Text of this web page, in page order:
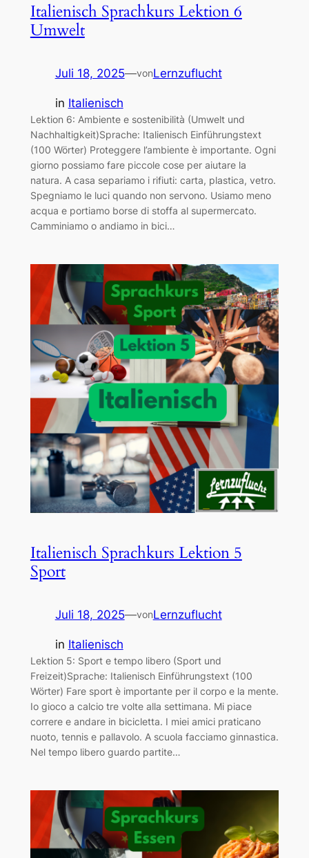
Italienisch Sprachkurs Lektion 6
Umwelt
Juli 18, 2025—vonLernzuflucht
in Italienisch
Lektion 6: Ambiente e sostenibilità (Umwelt und
Nachhaltigkeit)Sprache: Italienisch Einführungstext
(100 Wörter) Proteggere l’ambiente è importante. Ogni
giorno possiamo fare piccole cose per aiutare la
natura. A casa separiamo i rifiuti: carta, plastica, vetro.
Spegniamo le luci quando non servono. Usiamo meno
acqua e portiamo borse di stoffa al supermercato.
Camminiamo o andiamo in bici…
Italienisch Sprachkurs Lektion 5
Sport
Juli 18, 2025—vonLernzuflucht
in Italienisch
Lektion 5: Sport e tempo libero (Sport und
Freizeit)Sprache: Italienisch Einführungstext (100
Wörter) Fare sport è importante per il corpo e la mente.
Io gioco a calcio tre volte alla settimana. Mi piace
correre e andare in bicicletta. I miei amici praticano
nuoto, tennis e pallavolo. A scuola facciamo ginnastica.
Nel tempo libero guardo partite…